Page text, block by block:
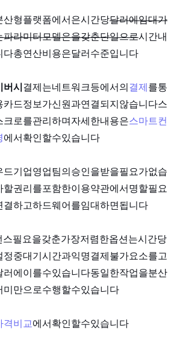
플랫폼에서 RTX 4090은 시간당 0.400.60달러에 임대 가
라미터 모델은 24GB VRAM을 갖춘 단일 4090으로 26시간 내
습니다. 총 연산 비용은 3~8달러 수준입니다.
시: 결제는 Polygon 네트워크 등에서의 stablecoin 결제 를 통
드 정보가 신원과 연결되지 않습니다. 스
로를 관리하며, 자세한 내용은스마트 컨
에서 확인할 수 있습니다.
기업 영업팀의 승인을 받을 필요가 없습
권리를 포함한 이용 약관에 서명할 필요
결하고 하드웨어를 임대하면 됩니다.
스턴스(필요 VRAM을 갖춘 가장 저렴한 옵션)는 시간당
설정 중 대기 시간과 익명 결제 불가 요소를 고
달러에 이를 수 있습니다. 동일한 작업을 분산
미만으로 수행할 수 있습니다.
격 비교 2026에서 확인할 수 있습니다.